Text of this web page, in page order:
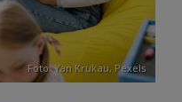
Foto:Yan Krukau, Pexels